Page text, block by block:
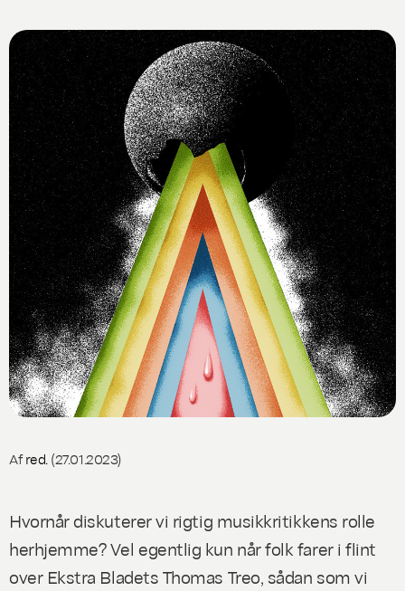
Afred. (27.01.2023)
Hvornår diskuterer vi rigtig musikkritikkens rolle
herhjemme? Vel egentlig kun når folk farer i flint
over Ekstra Bladets Thomas Treo, sådan som vi